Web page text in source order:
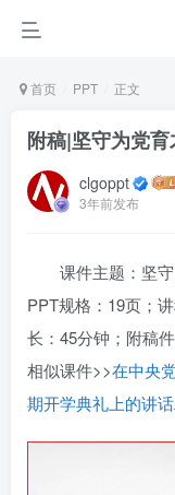
首页 PPT 正文
附稿|坚守为党
clgoppt
3年前发布
课件主题：坚
PPT规格：19页；
长：45分钟；附稿
相似课件>>在中央
期开学典礼上的讲